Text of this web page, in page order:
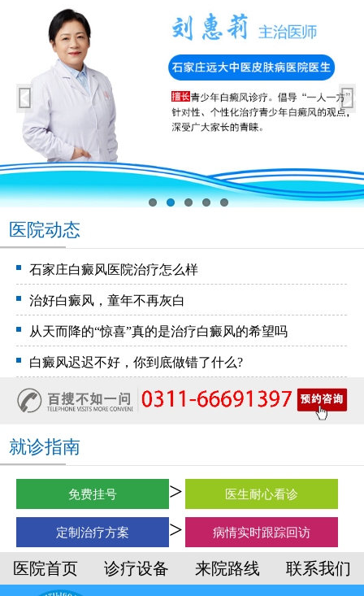
医院动态
石家庄白癜风医院治疗怎么样
治好白癜风，童年不再灰白
从天而降的“惊喜”真的是治疗白癜风的希望吗
白癜风迟迟不好，你到底做错了什么?
就诊指南
免费挂号 医生耐心看诊
定制治疗方案 病情实时跟踪回访
医院首页 诊疗设备 来院路线 联系我们